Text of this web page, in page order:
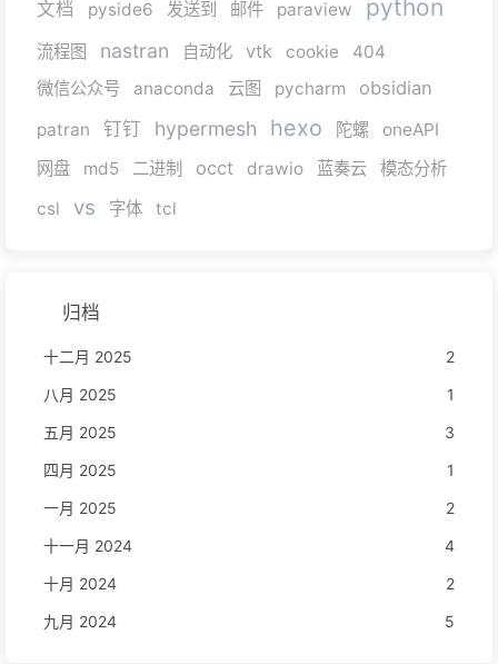
文档 pyside6 发送到 邮件 paraview python
流程图 nastran 自动化 vtk cookie
404
微信公众号
anaconda 云图 pycharm obsidian
patran 钉钉 hypermesh hexo 陀螺
oneAPI
网盘
md5 二进制 occt drawio 蓝奏云
模态分析
csl
vs 字体 tcl
归档
十二月 2025
2
八月 2025
1
五月 2025
3
四月 2025
1
一月 2025
2
十一月 2024
4
十月 2024
2
九月 2024
5